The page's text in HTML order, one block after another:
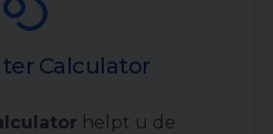
Calculator
helpt u de